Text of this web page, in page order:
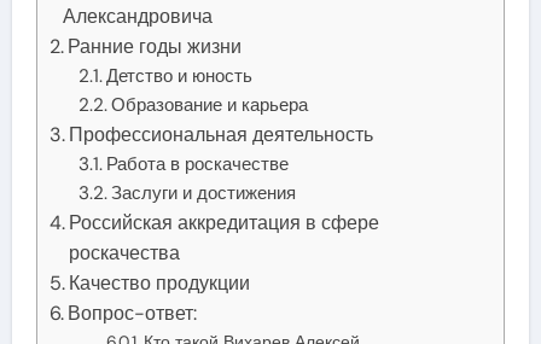
Александровича
Ранние годы жизни
Детство и юность
Образование и карьера
Профессиональная деятельность
Работа в роскачестве
Заслуги и достижения
Российская аккредитация в сфере
роскачества
Качество продукции
Вопрос-ответ: